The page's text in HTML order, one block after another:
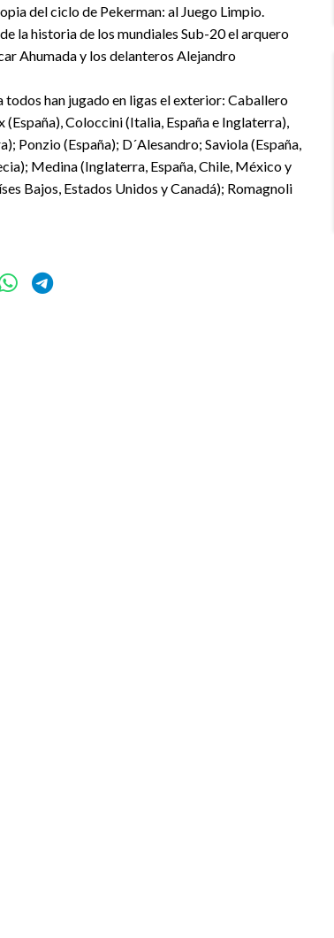
del ciclo de Pekerman: al Juego Limpio.
la historia de los mundiales Sub-20 el arquero
Ahumada y los delanteros Alejandro
todos han jugado en ligas el exterior: Caballero
Coloccini (Italia, España e Inglaterra),
Ponzio (España); D´Alesandro; Saviola (España,
Medina (Inglaterra, España, Chile, México y
Bajos, Estados Unidos y Canadá); Romagnoli